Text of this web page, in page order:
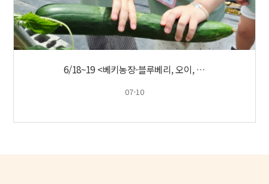
6/18~19 <베키농장-블루베리, 오이, …
07-10